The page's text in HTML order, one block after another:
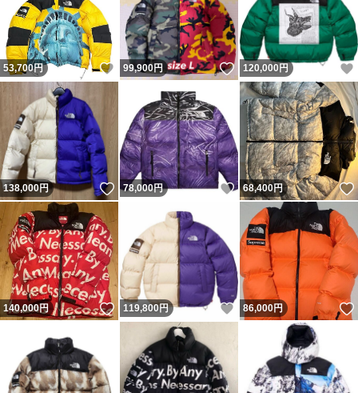
53,700円 いいね！
99,900円 いいね！
120,000 円
138,000円 いいね！
78,000円 いいね！
68,400円
140,000円 いいね！
119,800円 いいね！
86,000円